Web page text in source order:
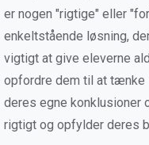
er nogen "rigtige" eller
enkeltstående løsning,
vigtigt at give eleverne
opfordre dem til at tænke
deres egne
rigtigt og opfylder deres